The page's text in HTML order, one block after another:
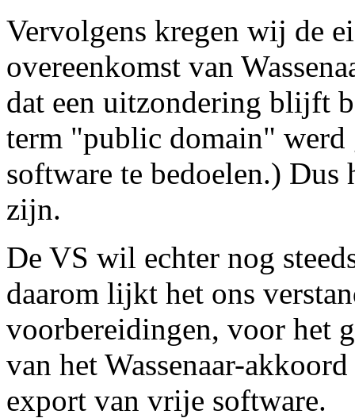
Vervolgens kregen wij de
overeenkomst van
dat een uitzondering blijft
term "public domain"
software te bedoelen.)
zijn.
De VS wil echter nog
daarom lijkt het ons
voorbereidingen, voor het
van het Wassenaar-
export van vrije software.